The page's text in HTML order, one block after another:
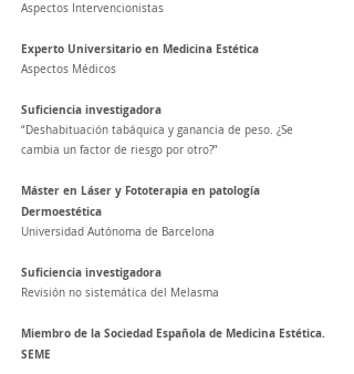
Aspectos Intervencionistas
Experto Universitario en Medicina Estética
Aspectos Médicos
Suficiencia investigadora
“Deshabituación tabáquica y ganancia de peso. ¿Se
cambia un factor de riesgo por otro?”
Máster en Láser y Fototerapia en patología
Dermoestética
Universidad Autónoma de Barcelona
Suficiencia investigadora
Revisión no sistemática del Melasma
Miembro de la Sociedad Española de Medicina Estética.
SEME